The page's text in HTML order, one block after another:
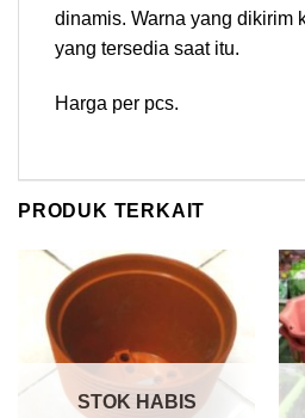
dinamis. Warna yang dikirim
yang tersedia saat itu.
Harga per pcs.
PRODUK TERKAIT
STOK HABIS